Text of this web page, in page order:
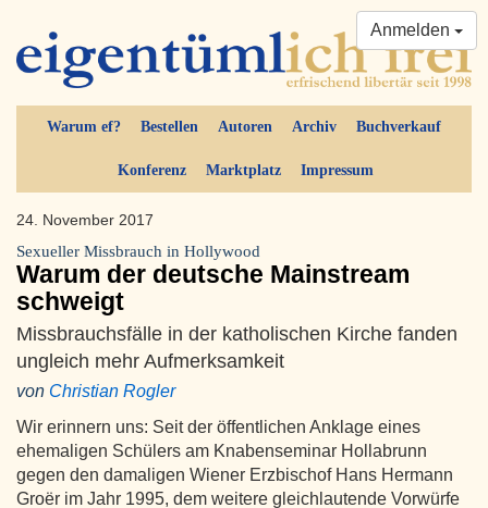
Warum ef? Bestellen Autoren Archiv Buchverkauf
Konferenz Marktplatz Impressum
Anmelden
24. November 2017
Sexueller Missbrauch in Hollywood
Warum der deutsche Mainstream
schweigt
Missbrauchsfälle in der katholischen Kirche fanden
ungleich mehr Aufmerksamkeit
von Christian Rogler
Wir erinnern uns: Seit der öffentlichen Anklage eines
ehemaligen Schülers am Knabenseminar Hollabrunn
gegen den damaligen Wiener Erzbischof Hans Hermann
Groër im Jahr 1995, dem weitere gleichlautende Vorwürfe